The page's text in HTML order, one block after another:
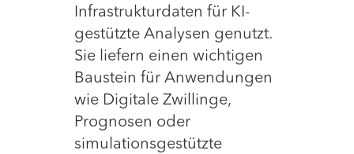
Infrastrukturdaten für KI-
gestützte Analysen genutzt.
Sie liefern einen wichtigen
Baustein für Anwendungen
wie Digitale Zwillinge,
Prognosen oder
simulationsgestützte